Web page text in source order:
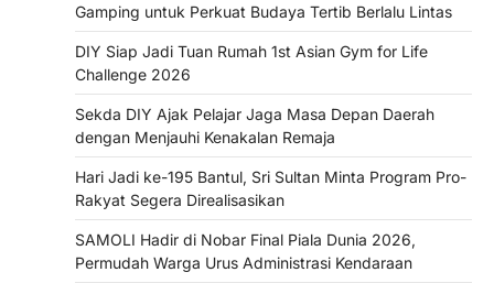
Gamping untuk Perkuat Budaya Tertib Berlalu Lintas
DIY Siap Jadi Tuan Rumah 1st Asian Gym for Life
Challenge 2026
Sekda DIY Ajak Pelajar Jaga Masa Depan Daerah
dengan Menjauhi Kenakalan Remaja
Hari Jadi ke-195 Bantul, Sri Sultan Minta Program Pro-
Rakyat Segera Direalisasikan
SAMOLI Hadir di Nobar Final Piala Dunia 2026,
Permudah Warga Urus Administrasi Kendaraan